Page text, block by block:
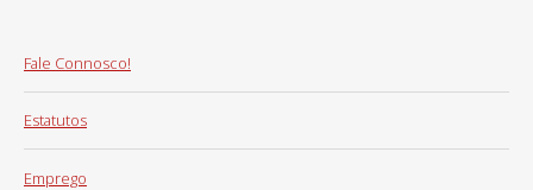
Fale Connosco!
Estatutos
Emprego